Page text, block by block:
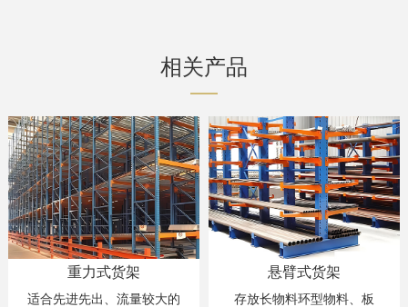
相关产品
大的
悬臂式货架
存放长物料环型物料、板
密集移动货架
适用于法院、检察院